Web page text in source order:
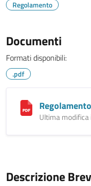
Regolamento
Documenti
Formati disponibili:
.pdf
Ultima
Descrizione